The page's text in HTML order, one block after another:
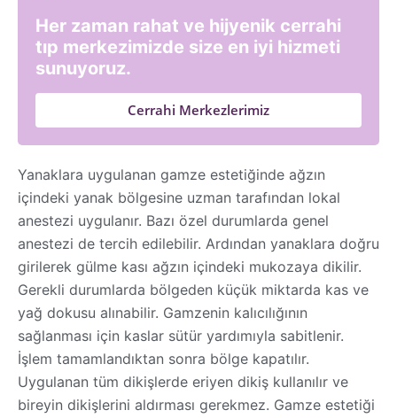
Yanaklara uygulanan gamze estetiğinde ağzın
içindeki yanak bölgesine uzman tarafından lokal
anestezi uygulanır. Bazı özel durumlarda genel
anestezi de tercih edilebilir. Ardından yanaklara doğru
girilerek gülme kası ağzın içindeki mukozaya dikilir.
Gerekli durumlarda bölgeden küçük miktarda kas ve
yağ dokusu alınabilir. Gamzenin kalıcılığının
sağlanması için kaslar sütür yardımıyla sabitlenir.
İşlem tamamlandıktan sonra bölge kapatılır.
Uygulanan tüm dikişlerde eriyen dikiş kullanılır ve
bireyin dikişlerini aldırması gerekmez. Gamze estetiği
Her zaman rahat ve hijyenik cerrahi
tıp merkezimizde size en iyi hizmeti
sunuyoruz.
Cerrahi Merkezlerimiz